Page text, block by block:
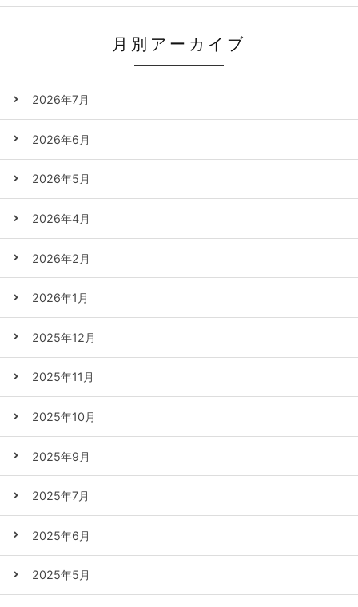
月別アーカイブ
2026年7月
2026年6月
2026年5月
2026年4月
2026年2月
2026年1月
2025年12月
2025年11月
2025年10月
2025年9月
2025年7月
2025年6月
2025年5月